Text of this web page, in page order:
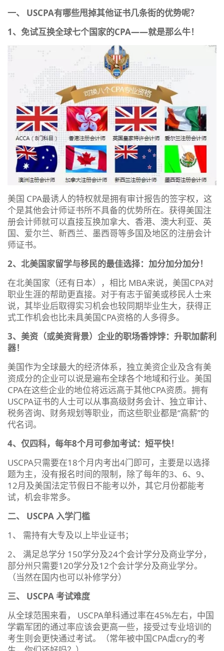
一、 USCPA有哪些甩掉其他证书几条街的优势呢？
1、免试互换全球七个国家的CPA——就是那么牛！
美国 CPA最诱人的特权就是拥有审计报告的签字权，这
个是其他会计师证书所不具备的优势所在。获得美国注
册会计师就可以直接互换加拿大、香港、澳大利亚、英
国、爱尔兰、新西兰、墨西哥等多国及地区的注册会计
师证书。
2、北美国家留学与移民的最佳选择：加分加分加分！
在北美国家（还有日本），相比 MBA来说，美国CPA对
职业生涯的帮助更直接。对于有志于留美或移民人士来
说，其毕业后取得实习机会也较同期毕业生大，获得正
式工作机会也比未具美国CPA资格的人多得多。
3、美资（或美资背景）企业的职场香饽饽：升职加薪利
器！
美国作为全球最大的经济体系，独立美资企业及含有美
资成分的企业可以说是遍布全球各个地域和行业。美国
CPA在这些企业的地位将远远高于其他CPA资质。拥有
USCPA证书的人士可以从事高级财务会计、独立审计、
税务咨询、财务规划等职业，而这些职业都是“高薪”的
代名词。
4、仅四科，每年8个月可参加考试：短平快！
USCPA只需要在18个月内考出4门即可，主要是以选择
题为主，没有报名时间的限制，除了每年的3、6、9、
12月及美国法定节假日不能考以外，其它月份都能考
试，机会非常多。
二、 USCPA入学门槛
1、 需持有大专及以上毕业证书；
2、 满足总学分 150学分及24个会计学分及商业学分，
部分州只需要120学分及12个会计学分及商业学分。
（当然在国内也可以补修学分）
三、
USCPA考试难度
从全球范围来看， USCPA单科通过率在45%左右，中国
学霸军团的通过率应该会更高一些，接受过专业培训的
考生则会更快通过考试。（常年被中国CPA虐cry的考